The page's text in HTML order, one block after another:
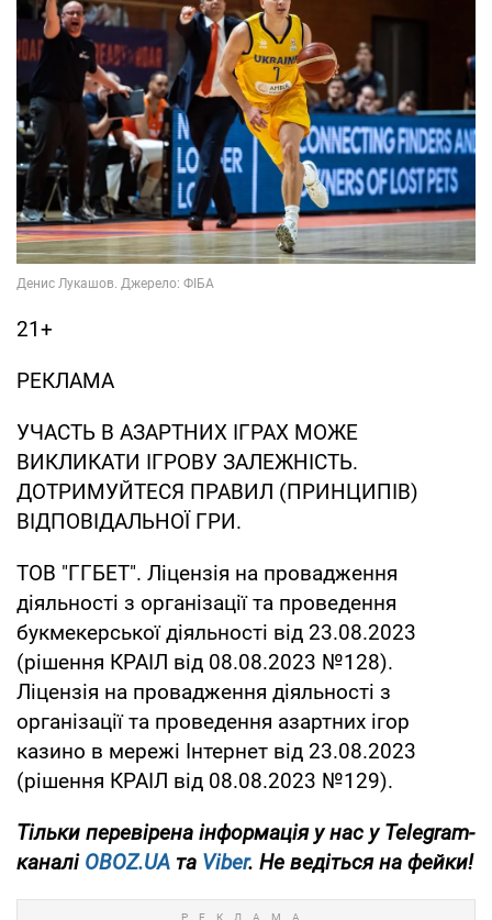
21+
РЕКЛАМА
УЧАСТЬ В АЗАРТНИХ ІГРАХ МОЖЕ
ВИКЛИКАТИ ІГРОВУ ЗАЛЕЖНІСТЬ.
ДОТРИМУЙТЕСЯ ПРАВИЛ (ПРИНЦИПІВ)
ВІДПОВІДАЛЬНОЇ ГРИ.
ТОВ "ГГБЕТ". Ліцензія на провадження
діяльності з організації та проведення
букмекерської діяльності від 23.08.2023
(рішення КРАІЛ від 08.08.2023 №128).
Ліцензія на провадження діяльності з
організації та проведення азартних ігор
казино в мережі Інтернет від 23.08.2023
(рішення КРАІЛ від 08.08.2023 №129).
Тільки перевірена інформація у нас у Telegram-
каналі OBOZ.UA та Viber. Не ведіться на фейки!